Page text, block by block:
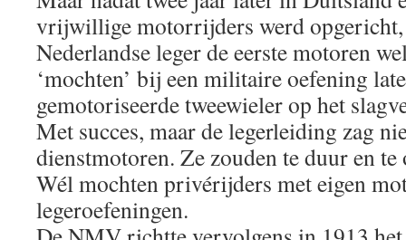
vrijwillige motorrijders werd
Nederlandse leger de eerste motoren
‘mochten’ bij een militaire oefening
gemotoriseerde tweewieler op het
Met succes, maar de legerleiding zag
dienstmotoren. Ze zouden te duur en
Wél mochten privérijders met eigen
legeroefeningen.